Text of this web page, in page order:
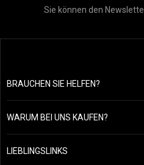
Sie können den
BRAUCHEN SIE HELFEN?
info@mapeja.de
Wir werden innerhalb
WARUM BEI UNS KAUFEN?
Allgemeine
Datenschutzerklärung
Übersicht über
Rückgabe von Waren
LIEBLINGSLINKS
Unsere